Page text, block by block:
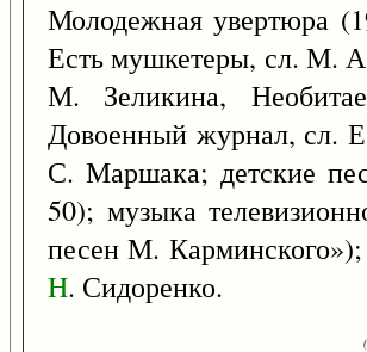
Молодежная увертюра
Есть мушкетеры, сл. М.
М. Зеликина,
Довоенный журнал, сл.
С. Маршака; детские
50); музыка
песен М.
H. Сидоренко.